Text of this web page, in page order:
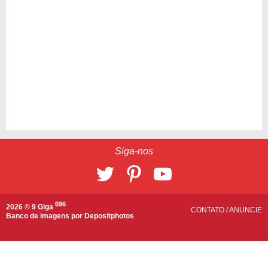
Siga-nos
2026 © 9 Giga 696
Banco de imagens por Depositphotos
CONTATO /ANUNCIE